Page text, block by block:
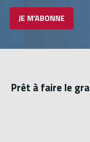
JE M’ABONNE
Prêt à faire le